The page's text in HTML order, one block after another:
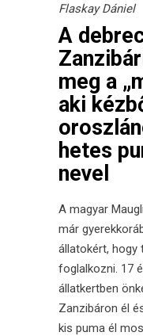
Flaskay Dániel
A
meg a
aki
hetes
nevel
A magyar
már
állatokért, hogy
foglalkozni. 17
állatkertben
Zanzibáron él
kis puma él